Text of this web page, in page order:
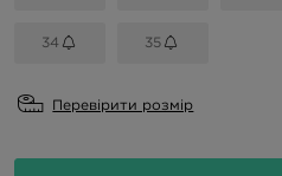
34 35
Перевірити розмір